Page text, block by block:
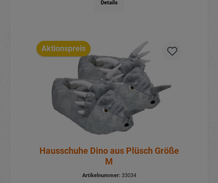
Details
Aktionspreis
Hausschuhe Dino aus Plüsch Größe
M
Artikelnummer:33034